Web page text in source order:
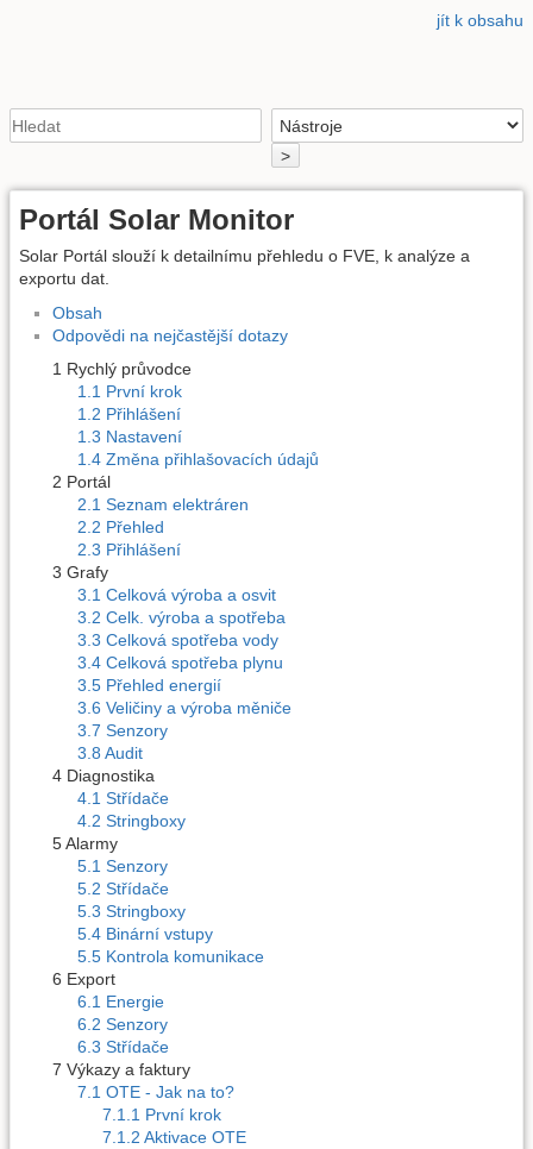
jít k obsahu
>
Portál Solar Monitor
Solar Portál slouží k detailnímu přehledu o FVE, k analýze a
exportu dat.
Obsah
Odpovědi na nejčastější dotazy
1 Rychlý průvodce
1.1 První krok
1.2 Přihlášení
1.3 Nastavení
1.4 Změna přihlašovacích údajů
2 Portál
2.1 Seznam elektráren
2.2 Přehled
2.3 Přihlášení
3 Grafy
3.1 Celková výroba a osvit
3.2 Celk. výroba a spotřeba
3.3 Celková spotřeba vody
3.4 Celková spotřeba plynu
3.5 Přehled energií
3.6 Veličiny a výroba měniče
3.7 Senzory
3.8 Audit
4 Diagnostika
4.1 Střídače
4.2 Stringboxy
5 Alarmy
5.1 Senzory
5.2 Střídače
5.3 Stringboxy
5.4 Binární vstupy
5.5 Kontrola komunikace
6 Export
6.1 Energie
6.2 Senzory
6.3 Střídače
7 Výkazy a faktury
7.1 OTE - Jak na to?
7.1.1 První krok
7.1.2 Aktivace OTE